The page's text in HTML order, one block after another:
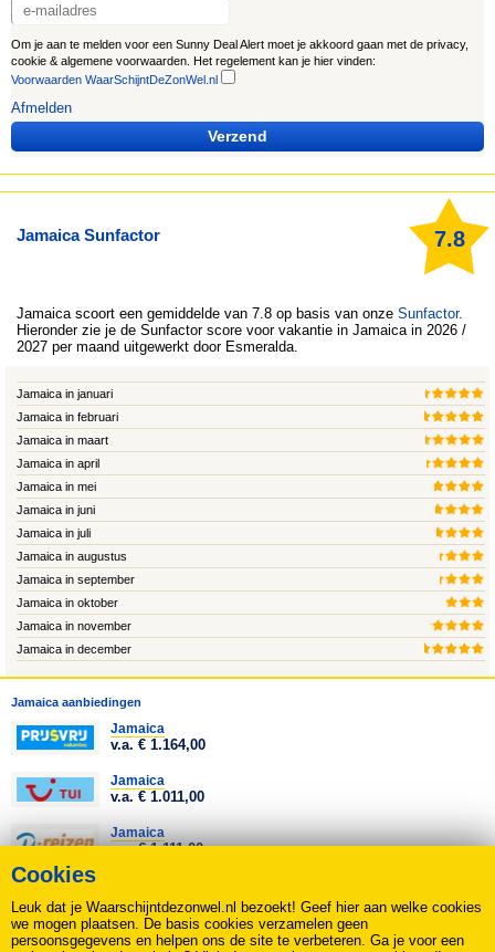
Jamaica Sunfactor 7.8
Jamaicascoort een gemiddelde van 7.8 op basis van onze Sunfactor.
Hieronder zie je de Sunfactor score voor vakantie in Jamaica in 2026 /
2027 per maand uitgewerkt door Esmeralda.
Jamaica in januari
Jamaica in februari
Jamaica in maart
Jamaica in april
Jamaica in mei
Jamaica in juni
Jamaica in juli
Jamaica in augustus
Jamaica in september
Jamaica in oktober
Jamaica in november
Jamaica in december
Jamaica aanbiedingen
Jamaica
v.a. € 1.164,00
Jamaica
v.a. € 1.011,00
Jamaica
v.a. € 1.111,00
v.a. € 1.366,00
Alle Jamaica aanbiedingen
Om je aan te melden voor een Sunny Deal Alert moet je akkoord gaan met de privacy,
cookie & algemene voorwaarden. Het regelement kan je hier vinden:
Voorwaarden WaarSchijntDeZonWel.nl
Afmelden
Verzend
Cookies
Leuk dat je Waarschijntdezonwel.nl bezoekt! Geef hier aan welke cookies
we mogen plaatsen. De basis cookies verzamelen geen
persoonsgegevens en helpen ons de site te verbeteren. Ga je voor een